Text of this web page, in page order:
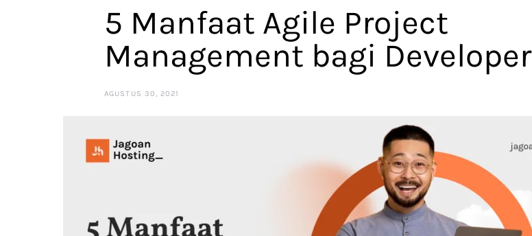
5 Manfaat Agile Project
Management bagi Developer
AGUSTUS 30, 2021